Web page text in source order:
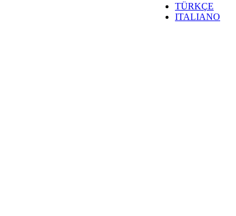
TÜRKÇE
ITALIANO